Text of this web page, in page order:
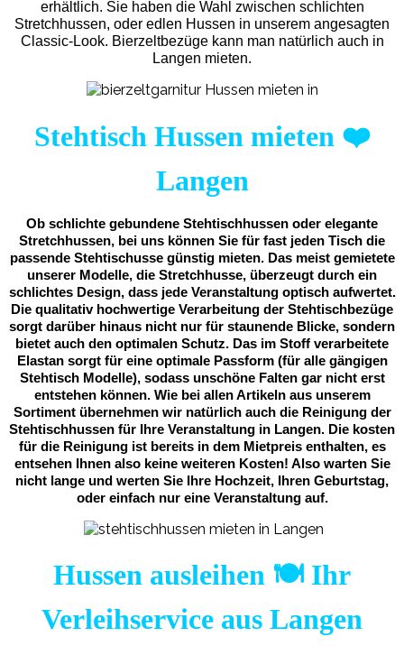
erhältlich. Sie haben die Wahl zwischen schlichten
Stretchhussen, oder edlen Hussen in unserem angesagten
Classic-Look. Bierzeltbezüge kann man natürlich auch in
Langen mieten.
Stehtisch Hussen mieten ❤️
Langen
Ob schlichte gebundene Stehtischhussen oder elegante
Stretchhussen, bei uns können Sie für fast jeden Tisch die
passende Stehtischusse günstig mieten. Das meist gemietete
unserer Modelle, die Stretchhusse, überzeugt durch ein
schlichtes Design, dass jede Veranstaltung optisch aufwertet.
Die qualitativ hochwertige Verarbeitung der Stehtischbezüge
sorgt darüber hinaus nicht nur für staunende Blicke, sondern
bietet auch den optimalen Schutz. Das im Stoff verarbeitete
Elastan sorgt für eine optimale Passform (für alle gängigen
Stehtisch Modelle), sodass unschöne Falten gar nicht erst
entstehen können. Wie bei allen Artikeln aus unserem
Sortiment übernehmen wir natürlich auch die Reinigung der
Stehtischhussen für Ihre Veranstaltung in Langen. Die kosten
für die Reinigung ist bereits in dem Mietpreis enthalten, es
entsehen Ihnen also keine weiteren Kosten! Also warten Sie
nicht lange und werten Sie Ihre Hochzeit, Ihren Geburtstag,
oder einfach nur eine Veranstaltung auf.
Hussen ausleihen 🍽️ Ihr
Verleihservice aus Langen